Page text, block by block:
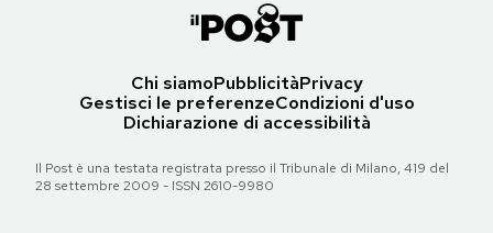
Chi siamoPubblicitàPrivacy
Gestisci le preferenzeCondizioni d'uso
Dichiarazione di accessibilità
Il Post è una testata registrata presso il Tribunale di Milano, 419 del
28 settembre 2009 - ISSN 2610-9980